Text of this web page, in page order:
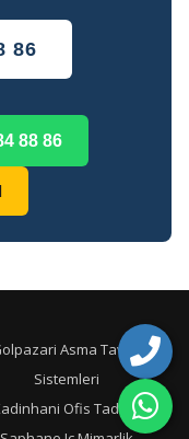
86
88 86
Asma Tavan
Sistemleri
Ofis Tadilati